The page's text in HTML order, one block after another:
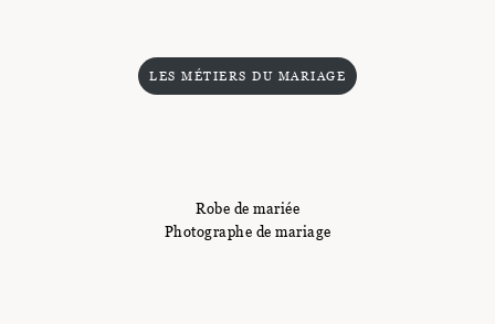
LES MÉTIERS DU MARIAGE
Robe de mariée
Photographe de mariage